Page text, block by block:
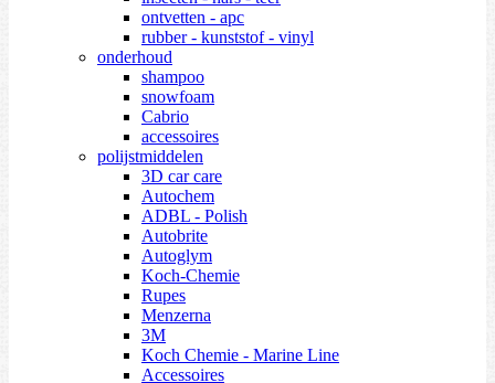
ontvetten - apc
rubber - kunststof - vinyl
onderhoud
shampoo
snowfoam
Cabrio
accessoires
polijstmiddelen
3D car care
Autochem
ADBL - Polish
Autobrite
Autoglym
Koch-Chemie
Rupes
Menzerna
3M
Koch Chemie - Marine Line
Accessoires